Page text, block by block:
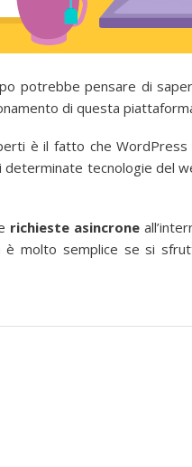
potrebbe pensare di
di questa
è il fatto che
tecnologie del
richieste asincrone
è molto semplice se si